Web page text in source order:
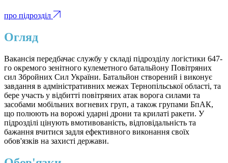
про підрозділ
Огляд
Вакансія передбачає службу у складі підрозділу логістики 647-
го окремого зенітного кулеметного батальйону Повітряних
сил Збройних Сил України. Батальйон створений і виконує
завдання в адміністративних межах Тернопільської області, та
бере участь у відбитті повітряних атак ворога силами та
засобами мобільних вогневих груп, а також групами БпАК,
що полюють на ворожі ударні дрони та крилаті ракети. У
підрозділі цінують вмотивованість, відповідальність та
бажання вчитися задля ефективного виконання своїх
обов'язків на захисті держави.